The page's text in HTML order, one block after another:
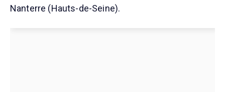
Nanterre (Hauts-de-Seine).